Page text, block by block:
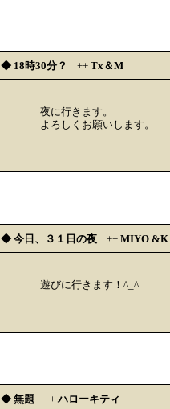
◆ 18時30分？ ++ Tx＆M
夜に行きます。
よろしくお願いします。
◆ 今日、３１日の夜 ++ MIYO &K
遊びに行きます！^_^
◆ 無題 ++ ハローキティ